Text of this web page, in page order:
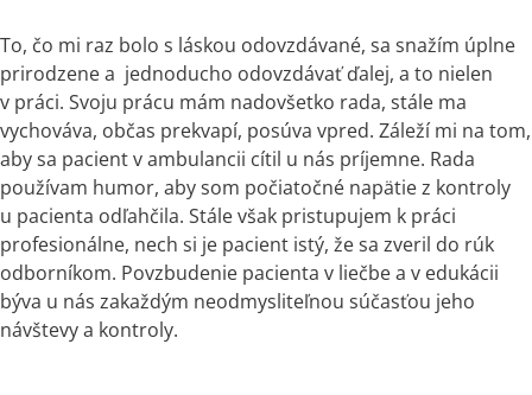
To, čo mi raz bolo s láskou odovzdávané, sa snažím úplne
prirodzene a  jednoducho odovzdávať ďalej, a to nielen
v práci. Svoju prácu mám nadovšetko rada, stále ma
vychováva, občas prekvapí, posúva vpred. Záleží mi na tom,
aby sa pacient v ambulancii cítil u nás príjemne. Rada
používam humor, aby som počiatočné napätie z kontroly
u pacienta odľahčila. Stále však pristupujem k práci
profesionálne, nech si je pacient istý, že sa zveril do rúk
odborníkom. Povzbudenie pacienta v liečbe a v edukácii
býva u nás zakaždým neodmysliteľnou súčasťou jeho
návštevy a kontroly.